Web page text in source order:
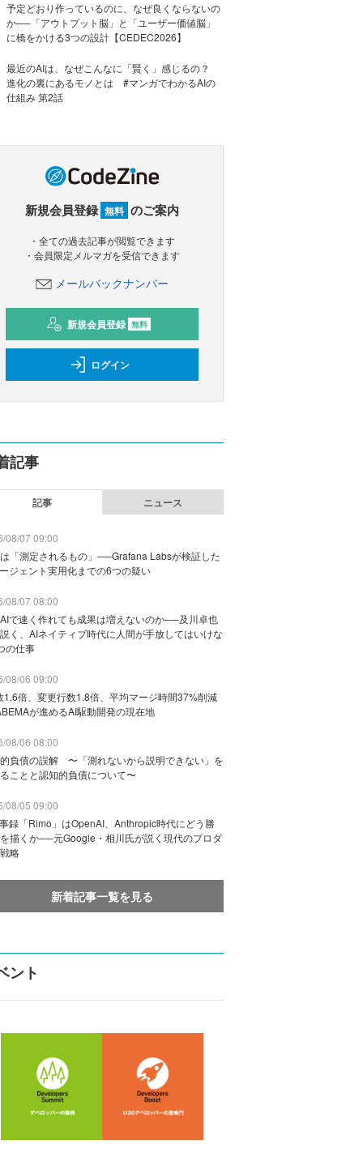
予定どおり作っているのに、なぜ良くならないの
か──「アウトプット脳」と「ユーザー価値脳」
に橋をかける3つの設計【CEDEC2026】
最近のAIは、なぜこんなに「賢く」感じるの？
進化の裏にあるモノとは #マンガでわかるAIの
仕組み 第2話
新規会員登録 無料 のご案内
・全ての過去記事が閲覧できます
・会員限定メルマガを受信できます
メールバックナンバー
新規会員登録 無料
ログイン
記事
記事 ニュース
08/07 09:00
「測定されるもの」──Grafana Labsが検証した
ジェント実用化までの6つの疑い
08/07 08:00
で速く作れても成果は増えないのか──及川卓也
く、AIネイティブ時代に人間が手放してはいけな
の仕事
08/06 09:00
1.6倍、変更行数1.8倍、平均マージ時間37%削減
が進めるAI駆動開発の現在地
08/06 08:00
負債の誤解 〜「測れないから説明できない」を
ことと認知的負債について〜
08/05 09:00
録「Rimo」はOpenAI、Anthropic時代にどう勝
描くか──元Google・相川氏が説く現代のプロダ
略
新着記事一覧を見る
ント